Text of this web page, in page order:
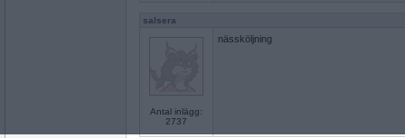
salsera
Antal inlägg:
2737
nässköljning